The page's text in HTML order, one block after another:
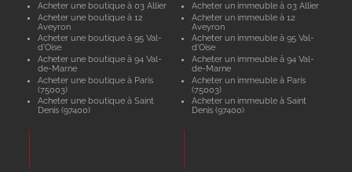
Acheter une boutique à 03 Allier
Acheter une boutique à 12
Aveyron
Acheter une boutique à 95 Val-
d'Oise
Acheter une boutique à 94 Val-
de-Marne
Acheter une boutique à Paris
(75003)
Acheter une boutique à Saint
Denis (97400)
Acheter un immeuble à 03 Allier
Acheter un immeuble à 12
Aveyron
Acheter un immeuble à 95 Val-
d'Oise
Acheter un immeuble à 94 Val-
de-Marne
Acheter un immeuble à Paris
(75003)
Acheter un immeuble à Saint
Denis (97400)